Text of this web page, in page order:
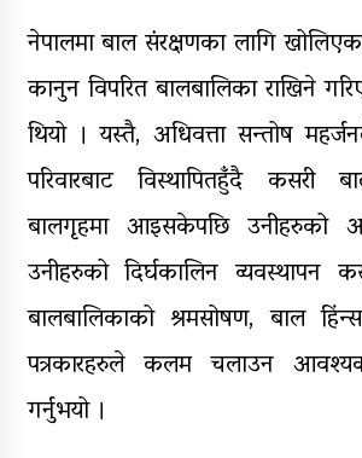
नेपालमा बाल संरक्षणका लागि
कानुन विपरित बालबालिका राखिने
थियो । यस्तै, अधिवत्ता सन्तोष
परिवारबाट विस्थापितहुँदै कसरी
बालगृहमा आइसकेपछि उनीहरुको
उनीहरुको दिर्घकालिन व्यवस्थापन
बालबालिकाको श्रमसोषण, बाल
पत्रकारहरुले कलम चलाउन
गर्नुभयो ।